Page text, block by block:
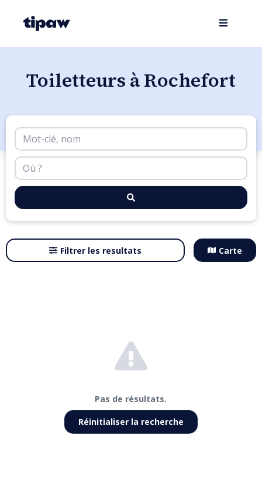
Toiletteurs à Rochefort
Filtrer les resultats Carte
Pas de résultats.
Réinitialiser la recherche